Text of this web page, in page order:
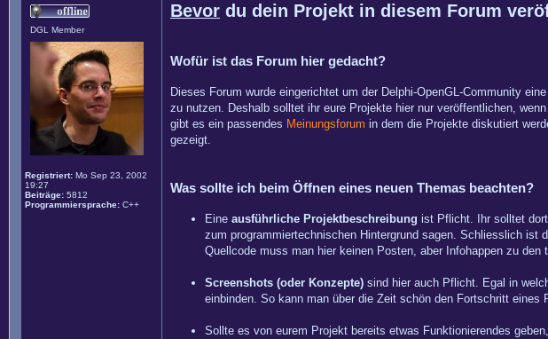
DGL Member
Registriert: Mo Sep 23, 2002
19:27
Beiträge: 5812
Programmiersprache: C++
Bevor du dein Projekt in diesem Forum
Wofür ist das Forum hier gedacht?
Dieses Forum wurde eingerichtet um der Delphi-OpenGL-Community
zu nutzen. Deshalb solltet ihr eure Projekte hier nur veröffentlichen,
gibt es ein passendes Meinungsforum in dem die Projekte diskutiert
gezeigt.
Was sollte ich beim Öffnen eines neuen Themas beachten?
Eine ausführliche Projektbeschreibung ist Pflicht. Ihr solltet
zum programmiertechnischen Hintergrund sagen. Schliesslich ist
Quellcode muss man hier keinen Posten, aber Infohappen zu
Screenshots (oder Konzepte) sind hier auch Pflicht. Egal in
einbinden. So kann man über die Zeit schön den Fortschritt eines
Sollte es von eurem Projekt bereits etwas Funktionierendes